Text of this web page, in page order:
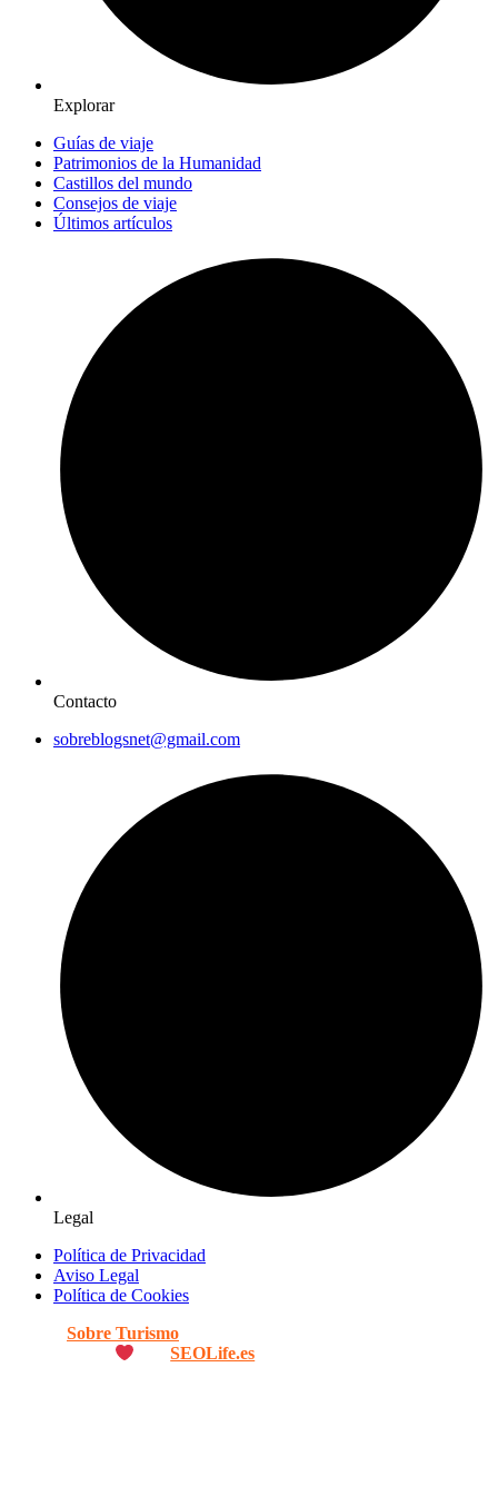
Explorar
Guías de viaje
Patrimonios de la Humanidad
Castillos del mundo
Consejos de viaje
Últimos artículos
Contacto
sobreblogsnet@gmail.com
Legal
Política de Privacidad
Aviso Legal
Política de Cookies
Sobre Turismo
porSEOLife.es